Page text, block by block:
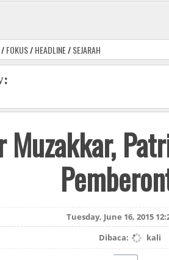
/FOKUS/HEADLINE/SEJARAH
Muzakkar,
Tuesday, June 16, 2015
Dibaca:
kali